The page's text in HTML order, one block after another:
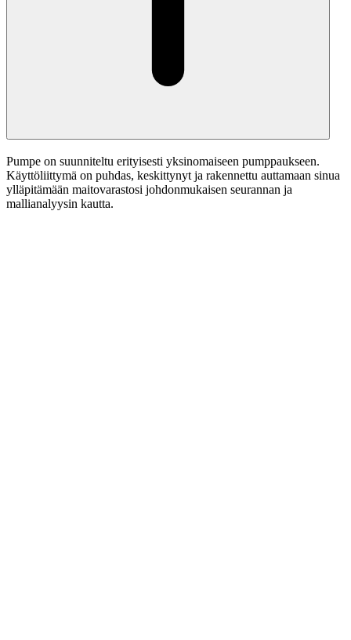
Pumpe on suunniteltu erityisesti yksinomaiseen pumppaukseen.
Käyttöliittymä on puhdas, keskittynyt ja rakennettu auttamaan sinua
ylläpitämään maitovarastosi johdonmukaisen seurannan ja
mallianalyysin kautta.